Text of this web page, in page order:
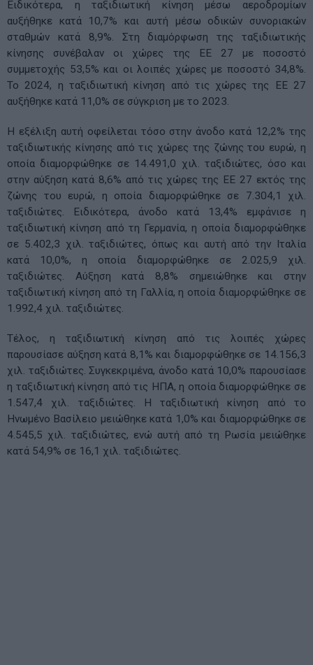
Ειδικότερα, η ταξιδιωτική κίνηση μέσω αεροδρομίων
αυξήθηκε κατά 10,7% και αυτή μέσω οδικών συνοριακών
σταθμών κατά 8,9%. Στη διαμόρφωση της ταξιδιωτικής
κίνησης συνέβαλαν οι χώρες της ΕΕ 27 με ποσοστό
συμμετοχής 53,5% και οι λοιπές χώρες με ποσοστό 34,8%.
Το 2024, η ταξιδιωτική κίνηση από τις χώρες της ΕΕ 27
αυξήθηκε κατά 11,0% σε σύγκριση με το 2023.
Η εξέλιξη αυτή οφείλεται τόσο στην άνοδο κατά 12,2% της
ταξιδιωτικής κίνησης από τις χώρες της ζώνης του ευρώ, η
οποία διαμορφώθηκε σε 14.491,0 χιλ. ταξιδιώτες, όσο και
στην αύξηση κατά 8,6% από τις χώρες της ΕΕ 27 εκτός της
ζώνης του ευρώ, η οποία διαμορφώθηκε σε 7.304,1 χιλ.
ταξιδιώτες. Ειδικότερα, άνοδο κατά 13,4% εμφάνισε η
ταξιδιωτική κίνηση από τη Γερμανία, η οποία διαμορφώθηκε
σε 5.402,3 χιλ. ταξιδιώτες, όπως και αυτή από την Ιταλία
κατά 10,0%, η οποία διαμορφώθηκε σε 2.025,9 χιλ.
ταξιδιώτες. Αύξηση κατά 8,8% σημειώθηκε και στην
ταξιδιωτική κίνηση από τη Γαλλία, η οποία διαμορφώθηκε σε
1.992,4 χιλ. ταξιδιώτες.
Τέλος, η ταξιδιωτική κίνηση από τις λοιπές χώρες
παρουσίασε αύξηση κατά 8,1% και διαμορφώθηκε σε 14.156,3
χιλ. ταξιδιώτες. Συγκεκριμένα, άνοδο κατά 10,0% παρουσίασε
η ταξιδιωτική κίνηση από τις ΗΠΑ, η οποία διαμορφώθηκε σε
1.547,4 χιλ. ταξιδιώτες. Η ταξιδιωτική κίνηση από το
Ηνωμένο Βασίλειο μειώθηκε κατά 1,0% και διαμορφώθηκε σε
4.545,5 χιλ. ταξιδιώτες, ενώ αυτή από τη Ρωσία μειώθηκε
κατά 54,9% σε 16,1 χιλ. ταξιδιώτες.